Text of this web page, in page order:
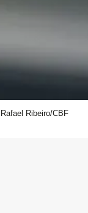
Rafael Ribeiro/CBF